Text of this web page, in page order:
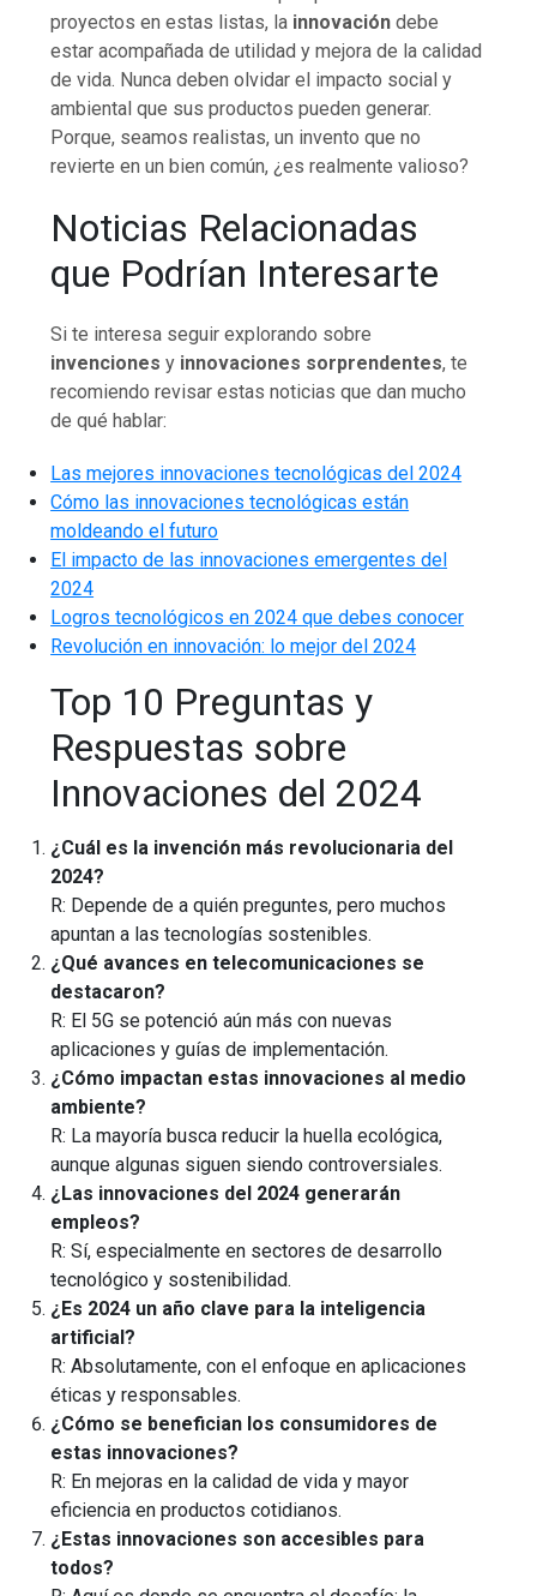
proyectos en estas listas, la innovación debe
estar acompañada de utilidad y mejora de la calidad
de vida. Nunca deben olvidar el impacto social y
ambiental que sus productos pueden generar.
Porque, seamos realistas, un invento que no
revierte en un bien común, ¿es realmente valioso?
Noticias Relacionadas
que Podrían Interesarte
Si te interesa seguir explorando sobre
invenciones y innovaciones sorprendentes, te
recomiendo revisar estas noticias que dan mucho
de qué hablar:
Las mejores innovaciones tecnológicas del 2024
Cómo las innovaciones tecnológicas están
moldeando el futuro
El impacto de las innovaciones emergentes del
2024
Logros tecnológicos en 2024 que debes conocer
Revolución en innovación: lo mejor del 2024
Top 10 Preguntas y
Respuestas sobre
Innovaciones del 2024
¿Cuál es la invención más revolucionaria del
2024?
R: Depende de a quién preguntes, pero muchos
apuntan a las tecnologías sostenibles.
¿Qué avances en telecomunicaciones se
destacaron?
R: El 5G se potenció aún más con nuevas
aplicaciones y guías de implementación.
¿Cómo impactan estas innovaciones al medio
ambiente?
R: La mayoría busca reducir la huella ecológica,
aunque algunas siguen siendo controversiales.
¿Las innovaciones del 2024 generarán
empleos?
R: Sí, especialmente en sectores de desarrollo
tecnológico y sostenibilidad.
¿Es 2024 un año clave para la inteligencia
artificial?
R: Absolutamente, con el enfoque en aplicaciones
éticas y responsables.
¿Cómo se benefician los consumidores de
estas innovaciones?
R: En mejoras en la calidad de vida y mayor
eficiencia en productos cotidianos.
¿Estas innovaciones son accesibles para
todos?